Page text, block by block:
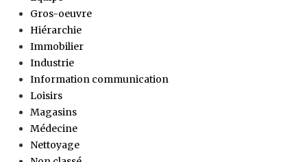
Gros-oeuvre
Hiérarchie
Immobilier
Industrie
Information communication
Loisirs
Magasins
Médecine
Nettoyage